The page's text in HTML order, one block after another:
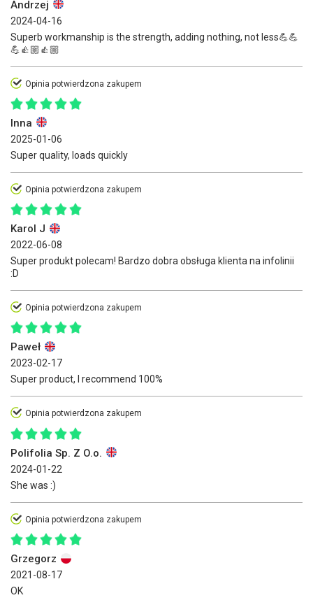
Andrzej
2024-04-16
Superb workmanship is the strength, adding nothing, not less💪💪
💪👍🏼👍🏼
Opinia potwierdzona zakupem
Inna
2025-01-06
Super quality, loads quickly
Opinia potwierdzona zakupem
Karol J
2022-06-08
Super produkt polecam! Bardzo dobra obsługa klienta na infolinii
:D
Opinia potwierdzona zakupem
Paweł
2023-02-17
Super product, I recommend 100%
Opinia potwierdzona zakupem
Polifolia Sp. Z O.o.
2024-01-22
She was :)
Opinia potwierdzona zakupem
Grzegorz
2021-08-17
OK